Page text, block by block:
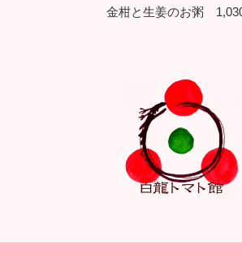
金柑と生姜のお粥